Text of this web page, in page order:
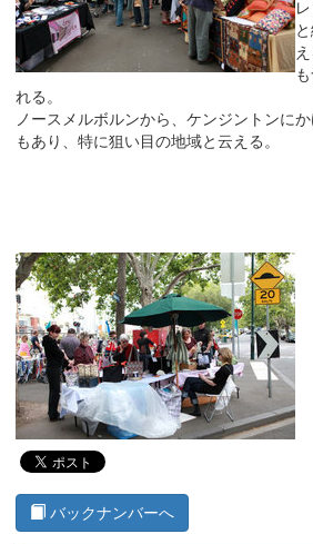
れる。
ノースメルボルンから、ケンジントンに
もあり、特に狙い目の地域と云える。
バックナンバーへ